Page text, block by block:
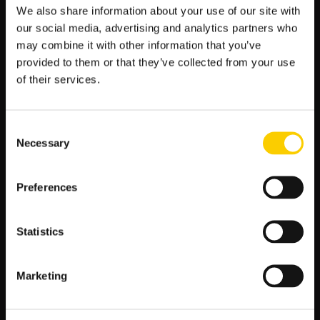
We also share information about your use of our site with
our social media, advertising and analytics partners who
may combine it with other information that you’ve
provided to them or that they’ve collected from your use
of their services.
Selection
Necessary
Preferences
Statistics
Marketing
Stawki zmienne to kolejna ważna zasada zarządzania
kapitałem. Oznacza to, że wartość stawek, jakie obstawiamy,
powinna być dostosowana do wyników i obrotu naszego
budżetu. Jeśli mamy serię strat, warto obniżyć stawkę, aby
zminimalizować spadek kapitału. Natomiast, w przypadku serii
zwycięstw, można zwiększyć stawkę, aby maksymalizować
Kwota wygrana
Przestrzeganie zasad zarządzania kapitałem jest kluczowe